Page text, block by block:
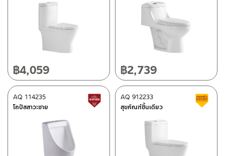
ศูนย์บริการและอะไหล่ กรุงเทพฯ
662/61-62 ถนน พระราม3 แขวงบางโพงพาง เขตยานนาวา กรุงเทพฯ
โทร: 02-358-0080 / 080-075-8668 / 091-545-0556
ศูนย์บริการและอะไหล่ เชียงใหม่
118/33 โครงการอรสิริน ม.8 ต.สันปูเลย อ.ดอยสะเก็ด เชียงใหม่
โทร: 080-075-2626
@charnpaiboon.sales
ติดต่อ ชาญไพบูลย์ / Contact Us คลิกที่นี่
฿4,059 ฿2,739
โถปัสสาวะชาย
AQ 114235 สินค้าปรับราคาลดลง
สุขภัณฑ์ชิ้นเดียว
AQ 912233